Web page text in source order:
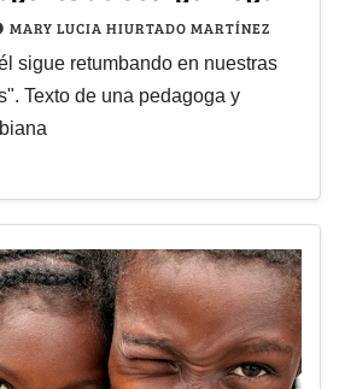
MARY LUCIA HIURTADO MARTÍNEZ
sigue retumbando en nuestras
Texto de una pedagoga y